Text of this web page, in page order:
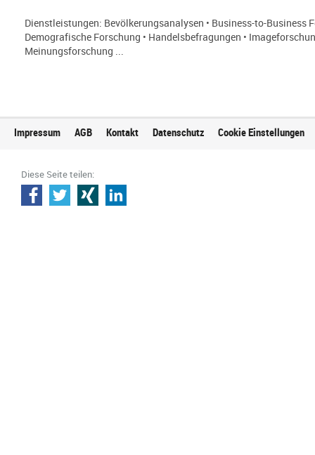
Dienstleistungen: Bevölkerungsanalysen • Business-to-Business
Demografische Forschung • Handelsbefragungen •
Meinungsforschung ...
Impressum AGB Kontakt Datenschutz Cookie Einstellungen
Diese Seite teilen: